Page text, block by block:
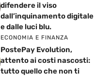
difendere il viso
dall’inquinamento digitale
e dalle luci blu.
ECONOMIA E FINANZA
PostePay Evolution,
attento ai costi nascosti:
tutto quello che non ti